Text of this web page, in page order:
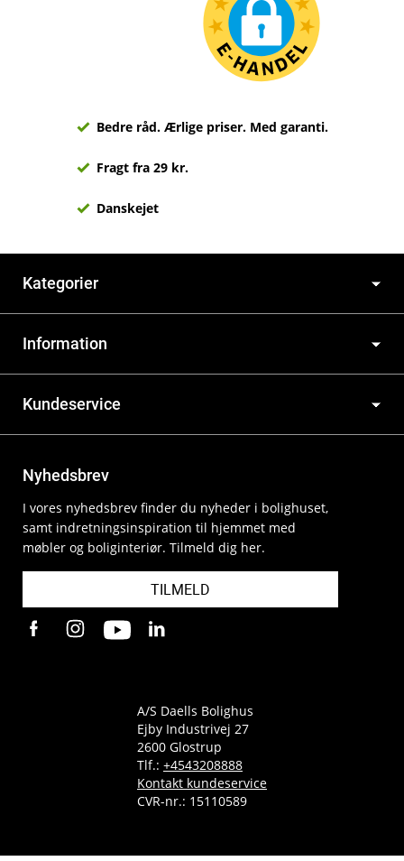
Bedre råd. Ærlige priser. Med garanti.
Fragt fra 29 kr.
Danskejet
Kategorier
Information
Kundeservice
Nyhedsbrev
I vores nyhedsbrev finder du nyheder i bolighuset,
samt indretningsinspiration til hjemmet med
møbler og boliginteriør. Tilmeld dig her.
TILMELD
A/S Daells Bolighus
Ejby Industrivej 27
2600 Glostrup
Tlf.: +4543208888
Kontakt kundeservice
CVR-nr.: 15110589